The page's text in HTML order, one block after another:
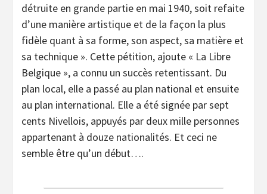
détruite en grande partie en mai 1940, soit refaite
d’une manière artistique et de la façon la plus
fidèle quant à sa forme, son aspect, sa matière et
sa technique ». Cette pétition, ajoute « La Libre
Belgique », a connu un succès retentissant. Du
plan local, elle a passé au plan national et ensuite
au plan international. Elle a été signée par sept
cents Nivellois, appuyés par deux mille personnes
appartenant à douze nationalités. Et ceci ne
semble être qu’un début….